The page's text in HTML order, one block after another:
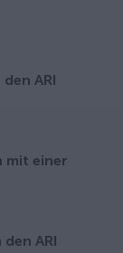
ARI
mit einer
ARI